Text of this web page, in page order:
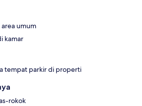
umum
kamar
tempat parkir di properti
rokok